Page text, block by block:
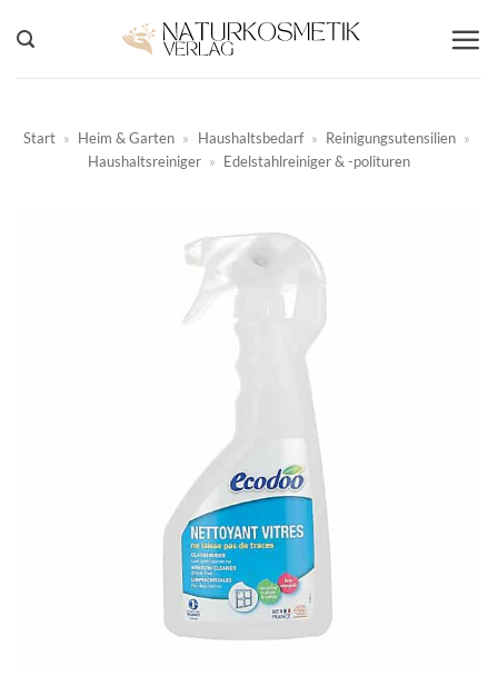
Inhalt
springen
Start » Heim & Garten » Haushaltsbedarf » Reinigungsutensilien »
Haushaltsreiniger » Edelstahlreiniger & -polituren